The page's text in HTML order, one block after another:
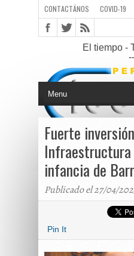
CONTACTÁNOS COVID-19
El tiempo -
Fuerte
infancia de
Publicado el 27/04/
Pin It